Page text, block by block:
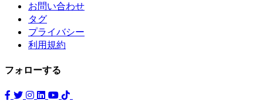
お問い合わせ
タグ
プライバシー
利用規約
フォローする